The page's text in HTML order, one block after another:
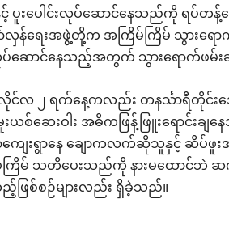
ပူးပေါင်းလုပ်ဆောင်နေသည်ကို ရပ်တန့်ပ
ရေးအဖွဲ့တို့က အကြိမ်ကြိမ် သွားရော
ာင်နေသည့်အတွက် သွားရောက်ဖမ်း
င်လ ၂ ရက်နေ့ကလည်း တနင်္သာရီတိုင်းဒ
စ်ဆေးဝါး အဓိကဖြန့်ဖြူးရောင်းခ
ကျေးရွာနေ ချောကလက်ဆိုသူနှင့် ဆိပ်
ြိမ် သတိပေးသည်ကို နားမထောင်
ဖြစ်စဉ်များလည်း ရှိခဲ့သည်။